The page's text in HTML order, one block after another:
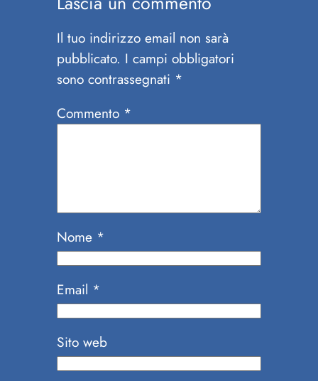
Il tuo indirizzo email non sarà
pubblicato. I campi obbligatori
sono contrassegnati *
Commento *
Nome *
Email *
Sito web